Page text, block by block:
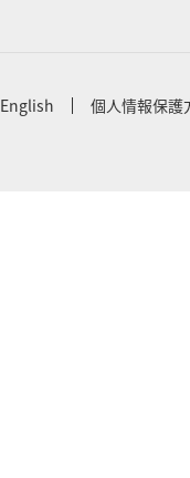
English 個人情報保護